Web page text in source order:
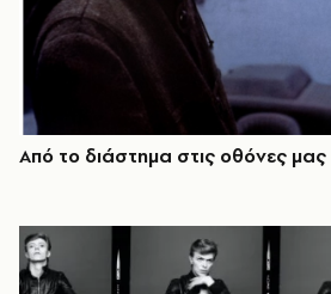
Από το διάστημα στις οθόνες μας